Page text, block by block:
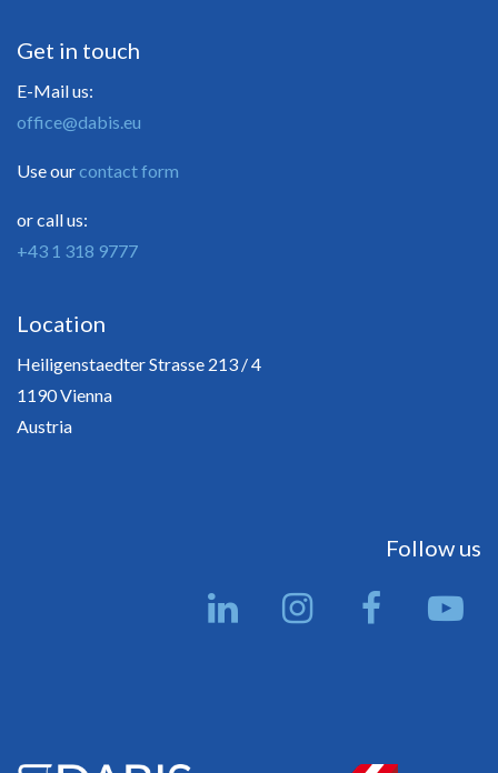
Get in touch
E-Mail us:
office@dabis.eu
Use ourcontact form
or call us:
+43 1 318 9777
Location
Heiligenstaedter Strasse 213 / 4
1190 Vienna
Austria
Follow us